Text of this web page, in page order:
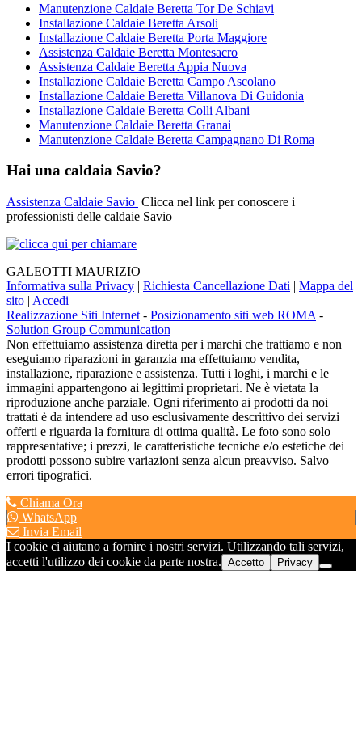
Manutenzione Caldaie Beretta Tor De Schiavi
Installazione Caldaie Beretta Arsoli
Installazione Caldaie Beretta Porta Maggiore
Assistenza Caldaie Beretta Montesacro
Assistenza Caldaie Beretta Appia Nuova
Installazione Caldaie Beretta Campo Ascolano
Installazione Caldaie Beretta Villanova Di Guidonia
Installazione Caldaie Beretta Colli Albani
Manutenzione Caldaie Beretta Granai
Manutenzione Caldaie Beretta Campagnano Di Roma
Hai una caldaia Savio?
Assistenza Caldaie Savio Clicca nel link per conoscere i
professionisti delle caldaie Savio
GALEOTTI MAURIZIO
Informativa sulla Privacy | Richiesta Cancellazione Dati | Mappa del
sito | Accedi
Realizzazione Siti Internet - Posizionamento siti web ROMA -
Solution Group Communication
Non effettuiamo assistenza diretta per i marchi che trattiamo e non
eseguiamo riparazioni in garanzia ma effettuiamo vendita,
installazione, riparazione e assistenza. Tutti i loghi, i marchi e le
immagini appartengono ai legittimi proprietari. Ne è vietata la
riproduzione anche parziale. Ogni riferimento ai prodotti da noi
trattati è da intendere ad uso esclusivamente descrittivo dei servizi
offerti e riguarda la fornitura di ottima qualità. Le foto sono solo
rappresentative; i prezzi, le caratteristiche tecniche e/o estetiche dei
prodotti possono subire variazioni senza alcun preavviso. Salvo
errori tipografici.
Chiama Ora
WhatsApp
Invia Email
I cookie ci aiutano a fornire i nostri servizi. Utilizzando tali servizi,
accetti l'utilizzo dei cookie da parte nostra. Accetto Privacy